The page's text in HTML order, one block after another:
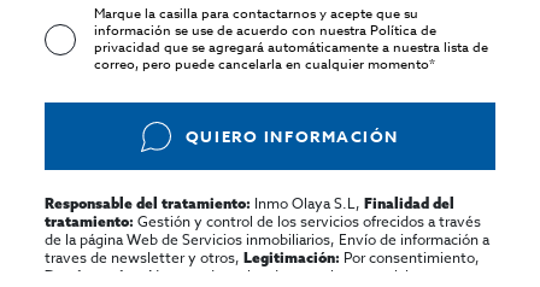
Marque la casilla para contactarnos y acepte que su
información se use de acuerdo con nuestraPolítica de
privacidadque se agregará automáticamente a nuestra lista de
correo, pero puede cancelarla en cualquier momento*
QUIERO INFORMACIÓN
Responsable del tratamiento: Inmo Olaya S.L,Finalidad del
tratamiento: Gestión y control de los servicios ofrecidos a través
de la página Web de Servicios inmobiliarios, Envío de información a
traves de newsletter y otros,Legitimación: Por consentimiento,
Destinatarios:
No se cederan los datos, salvo para elaborar